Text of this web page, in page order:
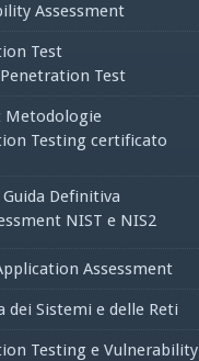
Assessment
Test
Test
Metodologie
Testing certificato
Guida Definitiva
NIST e NIS2
Assessment
dei Sistemi e delle Reti
Testing e Vulnerability